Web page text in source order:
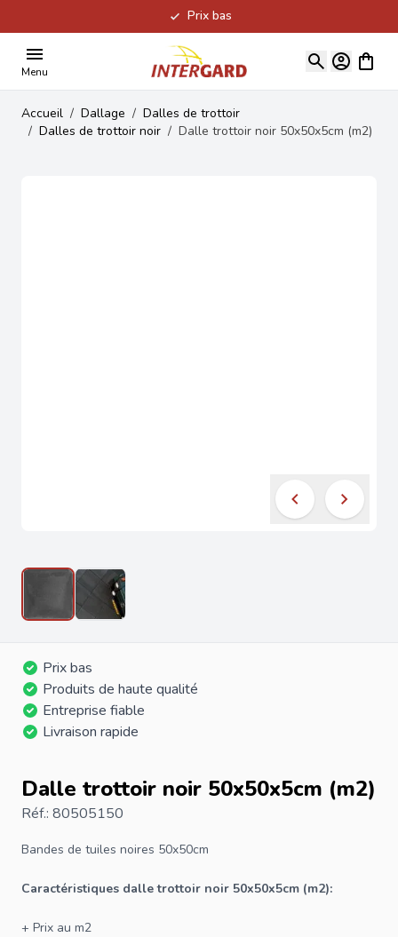
Prix bas
Menu
Voir
Accueil / Dallage / Dalles de trottoir
/ Dalles de trottoir noir / Dalle trottoir noir 50x50x5cm (m2)
Prix bas
Produits de haute qualité
Entreprise fiable
Livraison rapide
Dalle trottoir noir 50x50x5cm (m2)
Réf.: 80505150
Bandes de tuiles noires 50x50cm
Caractéristiques dalle trottoir noir 50x50x5cm (m2):
+ Prix au m2